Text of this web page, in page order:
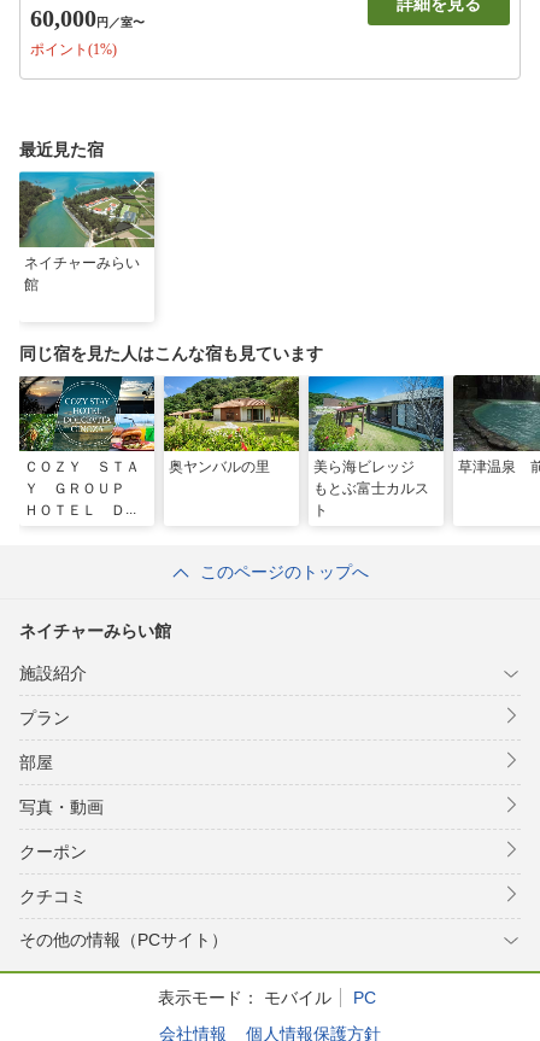
60,000円 ／室〜
ポイント(1%)
最近見た宿
ネイチャーみらい
館
同じ宿を見た人はこんな宿も見ています
ＣＯＺＹ ＳＴＡ
Ｙ ＧＲＯＵＰ
ＨＯＴＥＬ ＤＯ
奥ヤンバルの里
美ら海ビレッジ
もとぶ富士カルス
ト
草津温泉
このページのトップへ
ネイチャーみらい館
施設紹介
プラン
部屋
写真・動画
クーポン
クチコミ
その他の情報（PCサイト）
表示モード： モバイル
PC
会社情報
個人情報保護方針